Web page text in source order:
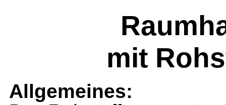
mit
Allgemeines: